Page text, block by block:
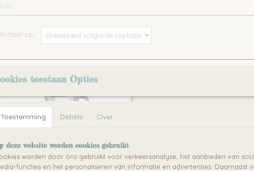
Sorteer op:
toestaan Opties
Toestemming Details Over
deze website worden cookies gebruikt
worden door ons gebruikt voor verkeersanalyse, het aanbieden van
functies en het personaliseren van informatie en advertenties. Daarnaast